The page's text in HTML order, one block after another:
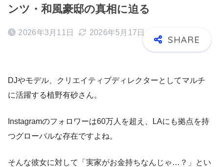
ンツ・和風豪邸の真相に迫る
2026年3月11日 2026年5月17日
DJやモデル、クリエイティブディレクターとしてマルチ
に活躍する植野有砂さん。
Instagramのフォロワーは60万人を超え、LAにも拠点を持
つグローバルな存在ですよね。
そんな彼女に対して「実家がお金持ちなんじゃ…？」とい